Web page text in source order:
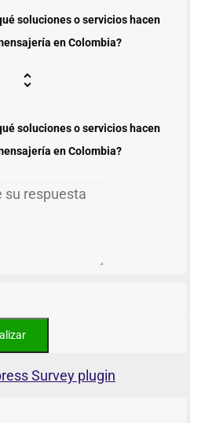
soluciones o servicios hacen
en Colombia?
soluciones o servicios hacen
en Colombia?
Survey plugin